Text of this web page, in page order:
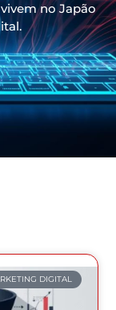
no Japão
DIGITAL